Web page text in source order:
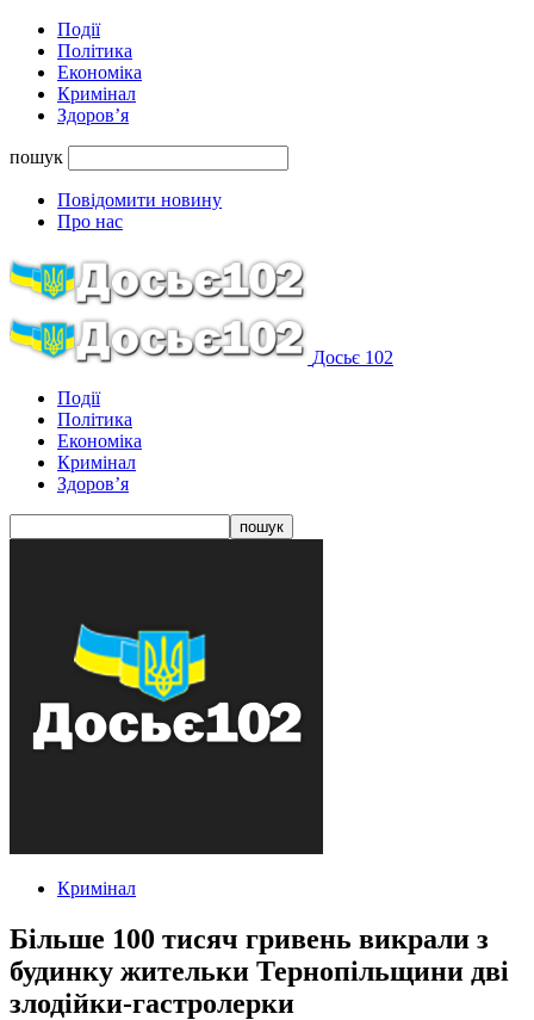
Події
Політика
Економіка
Кримінал
Здоров’я
пошук
Повідомити новину
Про нас
Досьє 102
Події
Політика
Економіка
Кримінал
Здоров’я
Кримінал
Більше 100 тисяч гривень викрали з
будинку жительки Тернопільщини дві
злодійки-гастролерки